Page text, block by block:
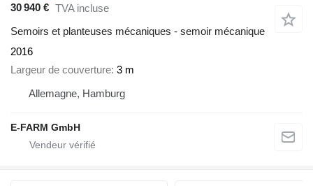
30 940 € TVA incluse
Semoirs et planteuses mécaniques - semoir mécanique
2016
Largeur de couverture 3 m
Allemagne, Hamburg
E-FARM GmbH